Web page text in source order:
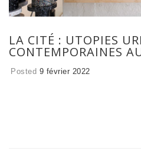
LA CITÉ : UTOPIES
CONTEMPORAINES
Posted 9 février 2022